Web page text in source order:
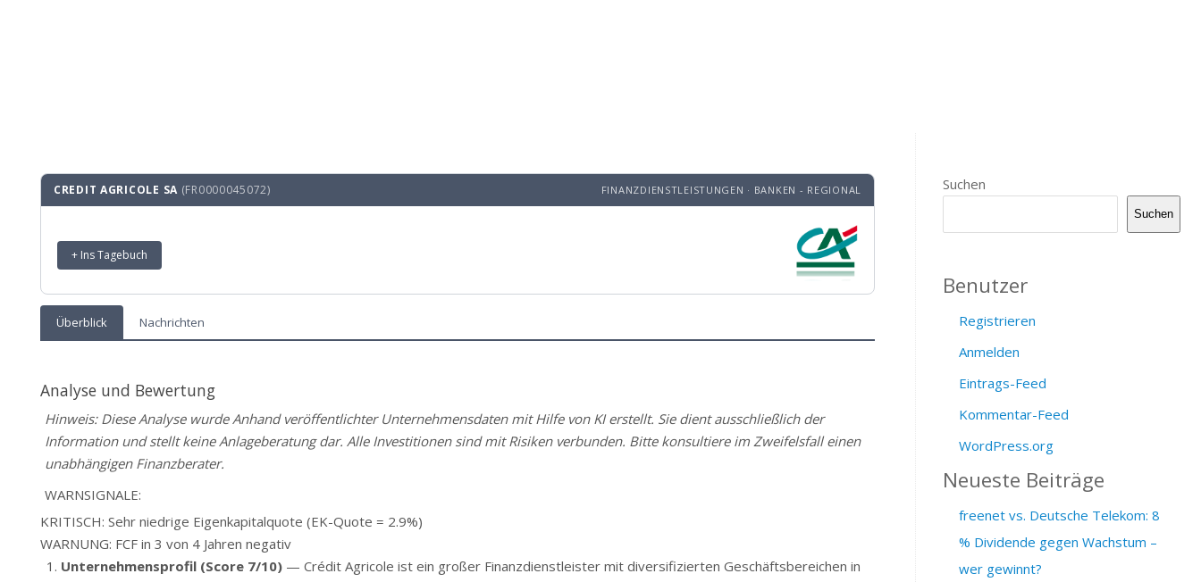
CREDIT AGRICOLE SA (FR0000045072) FINANZDIENSTLEISTUNGEN · BANKEN - REGIONAL
+ Ins Tagebuch
Überblick Nachrichten
Analyse und Bewertung
Hinweis: Diese Analyse wurde Anhand veröffentlichter Unternehmensdaten mit Hilfe von KI erstellt. Sie dient ausschließlich der
Information und stellt keine Anlageberatung dar. Alle Investitionen sind mit Risiken verbunden. Bitte konsultiere im Zweifelsfall einen
unabhängigen Finanzberater.
WARNSIGNALE:
KRITISCH: Sehr niedrige Eigenkapitalquote (EK-Quote = 2.9%)
WARNUNG: FCF in 3 von 4 Jahren negativ
Unternehmensprofil (Score 7/10)— Crédit Agricole ist ein großer Finanzdienstleister mit diversifizierten Geschäftsbereichen in
Suchen
Suchen
Benutzer
Registrieren
Anmelden
Eintrags-Feed
Kommentar-Feed
WordPress.org
Neueste Beiträge
freenet vs. Deutsche Telekom: 8
% Dividende gegen Wachstum –
wer gewinnt?